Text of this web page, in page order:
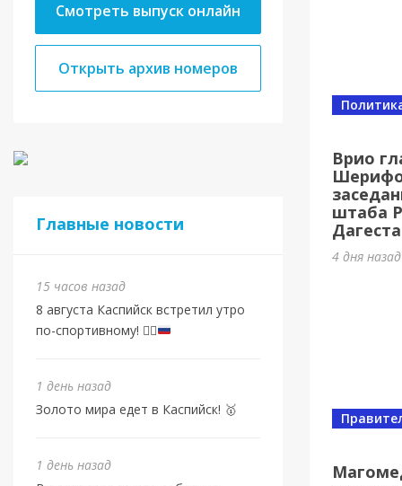
Смотреть выпуск онлайн
Открыть архив номеров
Главные новости
15 часов назад
8 августа Каспийск встретил утро
по-спортивному! 🏃‍♂️
1 день назад
Золото мира едет в Каспийск! 🥇
1 день назад
1 день
От
Врио
штаба
4 дня